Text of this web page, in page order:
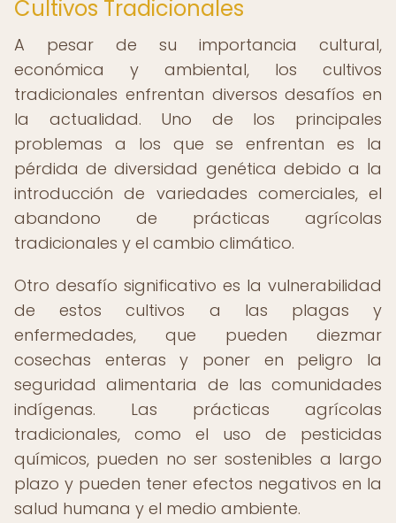
Cultivos Tradicionales
A pesar de su importancia cultural,
económica y ambiental, los cultivos
tradicionales enfrentan diversos desafíos en
la actualidad. Uno de los principales
problemas a los que se enfrentan es la
pérdida de diversidad genética debido a la
introducción de variedades comerciales, el
abandono de prácticas agrícolas
tradicionales y el cambio climático.
Otro desafío significativo es la vulnerabilidad
de estos cultivos a las plagas y
enfermedades, que pueden diezmar
cosechas enteras y poner en peligro la
seguridad alimentaria de las comunidades
indígenas. Las prácticas agrícolas
tradicionales, como el uso de pesticidas
químicos, pueden no ser sostenibles a largo
plazo y pueden tener efectos negativos en la
salud humana y el medio ambiente.